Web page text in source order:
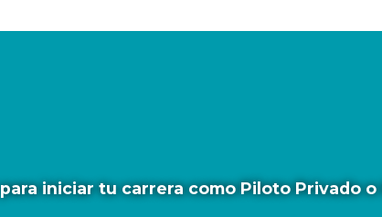
iniciar tu carrera como Piloto Privado